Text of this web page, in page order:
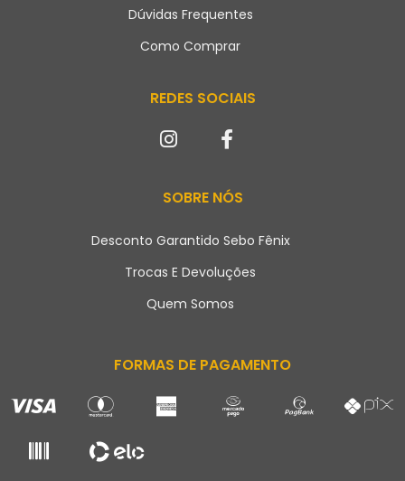
Dúvidas Frequentes
Como Comprar
REDES SOCIAIS
SOBRE NÓS
Desconto Garantido Sebo Fênix
Trocas E Devoluções
Quem Somos
FORMAS DE PAGAMENTO